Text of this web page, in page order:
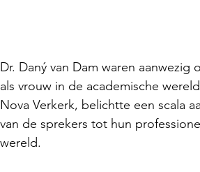
Dr. Daný van Dam waren
als vrouw in de academische
Nova Verkerk, belichtte een scala
van de sprekers tot hun
wereld.